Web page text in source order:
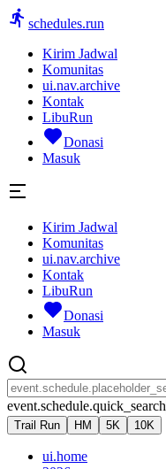
schedules.run
Kirim Jadwal
Komunitas
ui.nav.archive
Kontak
LibuRun
Donasi
Masuk
Kirim Jadwal
Komunitas
ui.nav.archive
Kontak
LibuRun
Donasi
Masuk
event.schedule.quick_search
Trail Run
HM 5K 10K
ui.home